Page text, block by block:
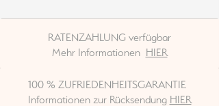
RATENZAHLUNG verfügbar
Mehr Informationen HIER
100 % ZUFRIEDENHEITSGARANTIE
Informationen zur Rücksendung HIER